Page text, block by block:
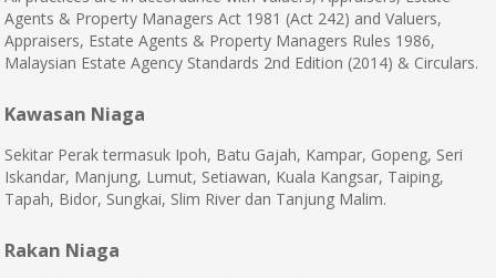
Agents & Property Managers Act 1981 (Act 242) and Valuers,
Appraisers, Estate Agents & Property Managers Rules 1986,
Malaysian Estate Agency Standards 2nd Edition (2014) & Circulars.
Kawasan Niaga
Sekitar Perak termasuk Ipoh, Batu Gajah, Kampar, Gopeng, Seri
Iskandar, Manjung, Lumut, Setiawan, Kuala Kangsar, Taiping,
Tapah, Bidor, Sungkai, Slim River dan Tanjung Malim.
Rakan Niaga